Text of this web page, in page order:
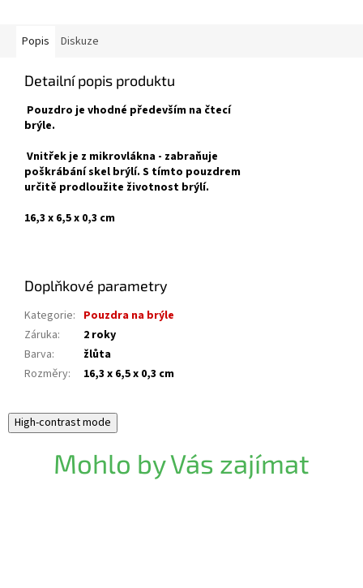
Popis Diskuze
Detailní popis produktu
Pouzdro je vhodné především na čtecí
brýle.
Vnitřek je z mikrovlákna - zabraňuje
poškrábání skel brýlí. S tímto pouzdrem
určitě prodloužite životnost brýlí.
16,3 x 6,5 x 0,3 cm
Doplňkové parametry
Kategorie: Pouzdra na brýle
Záruka:
2 roky
Barva:
žlůta
Rozměry: 16,3 x 6,5 x 0,3 cm
High-contrast mode
Mohlo by Vás zajímat